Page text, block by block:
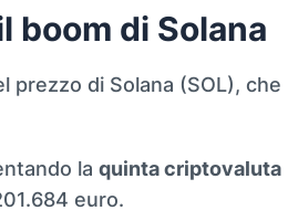
boom di Solana
prezzo di Solana (SOL), che
la quinta criptovaluta
euro.